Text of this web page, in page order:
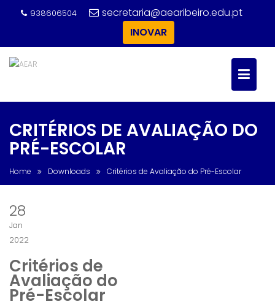
938606504
secretaria@aearibeiro.edu.pt
INOVAR
CRITÉRIOS DE AVALIAÇÃO DO
PRÉ-ESCOLAR
Home Downloads Critérios de Avaliação do Pré-Escolar
28
Jan
2022
Critérios de
Avaliação do
Pré-Escolar